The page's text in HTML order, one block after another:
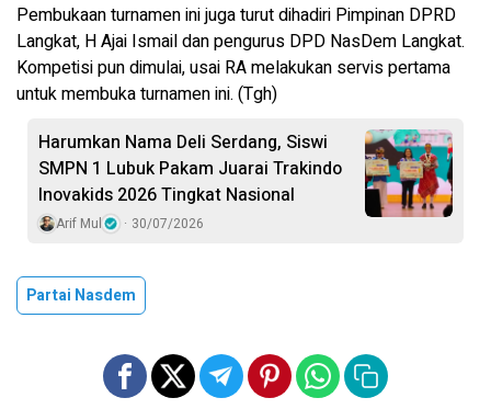
Pembukaan turnamen ini juga turut dihadiri Pimpinan DPRD
Langkat, H Ajai Ismail dan pengurus DPD NasDem Langkat.
Kompetisi pun dimulai, usai RA melakukan servis pertama
untuk membuka turnamen ini. (Tgh)
Harumkan Nama Deli Serdang, Siswi
SMPN 1 Lubuk Pakam Juarai Trakindo
Inovakids 2026 Tingkat Nasional
Arif Mul 30/07/2026
Partai Nasdem